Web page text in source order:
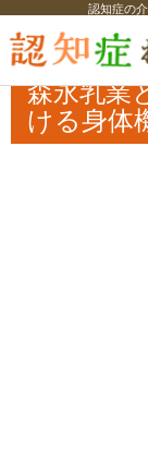
認知症の
認知症ねっと 認知
中高年齢者における身
森永乳業
ける身体